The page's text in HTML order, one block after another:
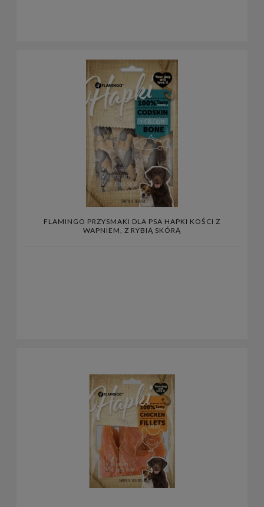
FLAMINGO PRZYSMAKI DLA PSA HAPKI KOŚCI Z
WAPNIEM, Z RYBIĄ SKÓRĄ